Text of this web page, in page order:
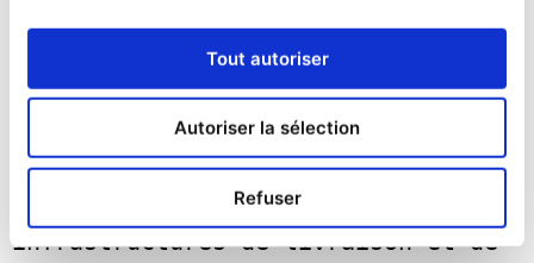
Tout autoriser
Autoriser la sélection
Refuser
latine est confrontée, le marché
brésilien du commerce électronique
devrait connaître une croissance
significative en 2023. Grâce à
l'adoption croissante du commerce
mobile, au développement des
infrastructures de livraison et de